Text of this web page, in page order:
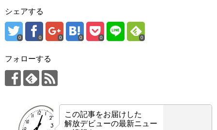
シェアする
0 0 0 0 0 0
フォローする
この記事をお届けした
解放デビューの最新ニュー